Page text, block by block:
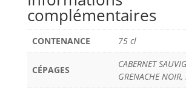
complémentaires
CONTENANCE 75 cl
CÉPAGES
CABERNET
GRENACHE NOIR,